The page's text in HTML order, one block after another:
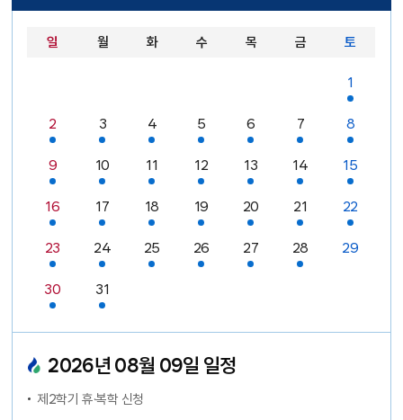
일 월 화 수 목 금 토
1
2 3 4 5 6 7 8
9 10 11 12 13 14 15
16 17 18 19 20 21 22
23 24 25 26 27 28 29
30 31
2026년 08월 09일 일정
제2학기 휴·복학 신청